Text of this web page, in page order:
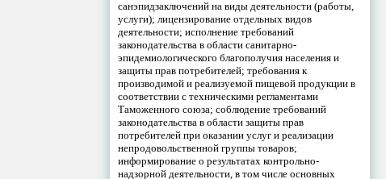
санэпидзаключений на виды деятельности (работы,
услуги); лицензирование отдельных видов
деятельности; исполнение требований
законодательства в области санитарно-
эпидемиологического благополучия населения и
защиты прав потребителей; требования к
производимой и реализуемой пищевой продукции в
соответствии с техническими регламентами
Таможенного союза; соблюдение требований
законодательства в области защиты прав
потребителей при оказании услуг и реализации
непродовольственной группы товаров;
информирование о результатах контрольно-
надзорной деятельности, в том числе основных